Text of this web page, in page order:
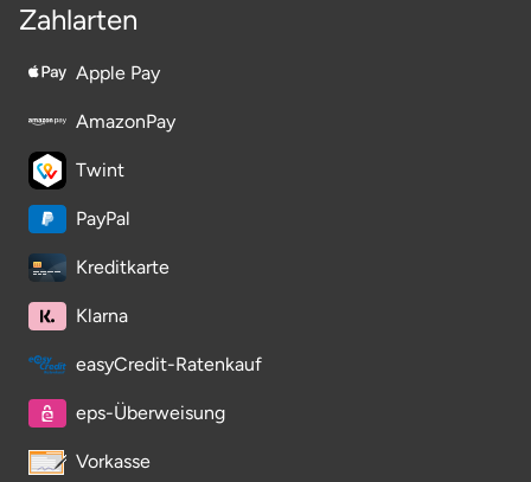
Zahlarten
Apple Pay
AmazonPay
Twint
PayPal
Kreditkarte
Klarna
easyCredit-Ratenkauf
eps-Überweisung
Vorkasse